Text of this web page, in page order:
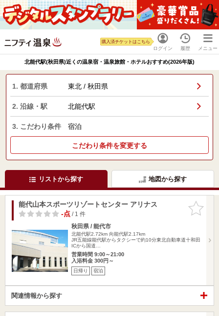
ログイン
購入済チケットはこちら
履歴 メニュー
北能代駅(秋田県)近くの温泉宿・温泉旅館・ホテルおすすめ(2026年版)
1. 都道府県 東北 / 秋田県
2. 沿線・駅 北能代駅
3. こだわり条件 宿泊
こだわり条件を変更する
リストから探す 地図から探す
お気に入
りに追加
能代山本スポーツリゾートセンター アリナス
-点/ 1 件
秋田県 / 能代市
北能代駅2.72km 向能代駅2.17km
JR五能線能代駅からタクシーで約10分東北自動車道十和田
ICから国道…
営業時間 9:00～21:00
入浴料金 300円～
日帰り 宿泊
関連情報から探す